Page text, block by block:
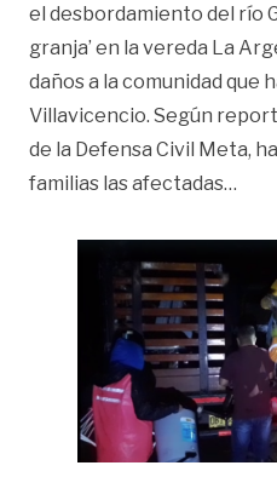
el desbordamiento del río
granja’ en la vereda La
daños a la comunidad que
Villavicencio. Según
de la Defensa Civil Meta,
familias las afectadas…